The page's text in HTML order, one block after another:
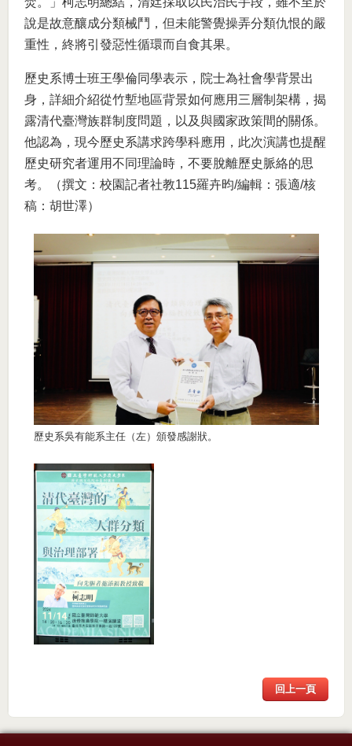
說是故意釀成分類械鬥，但未能警覺操弄分類仇恨的嚴
重性，終將引發惡性循環而自食其果。
歷史系博士班王學倫同學表示，院士為社會學背景出
身，詳細介紹從竹塹地區背景如何應用三層制架構，揭
露清代臺灣族群制度問題，以及與國家政策間的關係。
他認為，現今歷史系講求跨學科應用，此次演講也提醒
歷史研究者運用不同理論時，不要脫離歷史脈絡的思
考。（撰文：校園記者社教115羅卉昀/編輯：張適/核
稿：胡世澤）
歷史系吳有能系主任（左）頒發感謝狀。
回上一頁